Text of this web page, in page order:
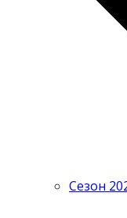
Сезон